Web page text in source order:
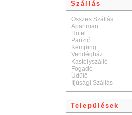
Szállás
Összes Szállás
Apartman
Hotel
Panzió
Kemping
Vendégház
Kastélyszálló
Fogadó
Üdülő
Ifjúsági Szállás
Települések